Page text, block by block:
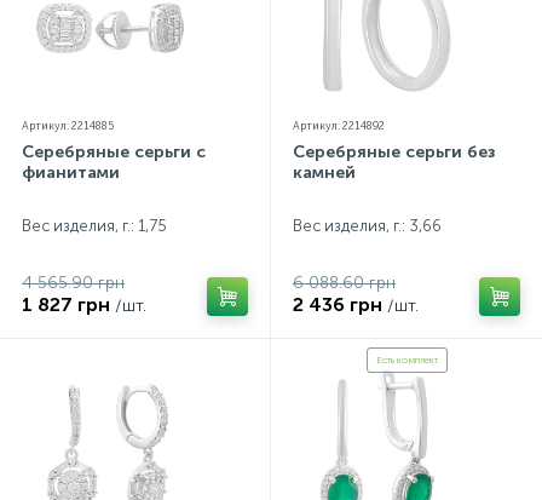
Артикул: 2214885
Серебряные серьги с
фианитами
Вес изделия, г.: 1,75
4 565.90 грн
1 827 грн /шт.
Артикул: 2214892
Серебряные серьги без
камней
Вес изделия, г.: 3,66
6 088.60 грн
2 436 грн /шт.
Есть комплект